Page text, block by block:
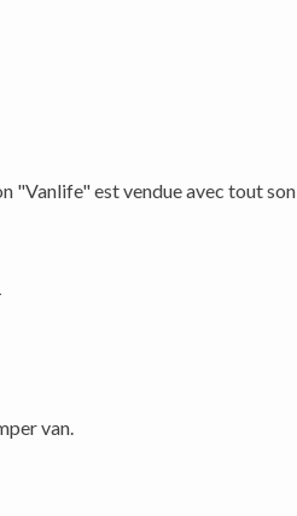
"Vanlife" est vendue avec tout son
van.